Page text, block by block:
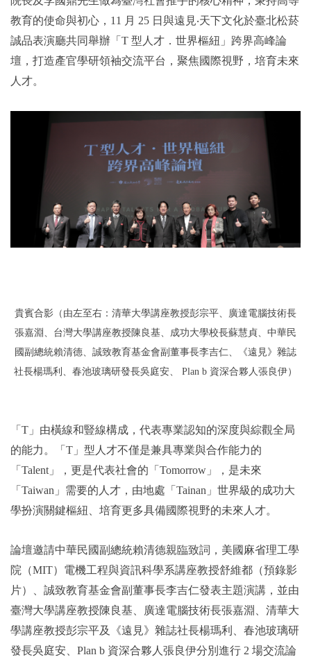
教育的使命與初心，11 月 25 日與遠見‧天下文化於臺北松菸
誠品表演廳共同舉辦「T 型人才．世界樞紐」跨界高峰論
壇，打造產官學研領袖交流平台，聚焦國際視野，培育未來
人才。
貴賓合影（由左至右：清華大學講座教授彭宗平、廣達電腦技術長
張嘉淵、台灣大學講座教授陳良基、 成功大學校長蘇慧貞、 中華民
國副總統賴清德、 誠致教育基金會副董事長李吉仁、
《遠見》雜誌
社長楊瑪利 、 春池玻璃研發長吳庭安、 Plan b 資深合夥人張良伊）
「T」由橫線和豎線構成，代表專業認知的深度與綜觀全局
的能力。「T」型人才不僅是兼具專業與合作能力的
「Talent」，更是代表社會的「Tomorrow」，是未來
「Taiwan」需要的人才，由地處「Tainan」世界級的成功大
學扮演關鍵樞紐、培育更多具備國際視野的未來人才。
論壇邀請中華民國副總統賴清德親臨致詞，美國麻省理工學
院（MIT）電機工程與資訊科學系講座教授舒維都（預錄影
片）、誠致教育基金會副董事長李吉仁發表主題演講，並由
臺灣大學講座教授陳良基、廣達電腦技術長張嘉淵、清華大
學講座教授彭宗平及《遠見》雜誌社長楊瑪利、春池玻璃研
發長吳庭安、Plan b 資深合夥人張良伊分別進行 2 場交流論